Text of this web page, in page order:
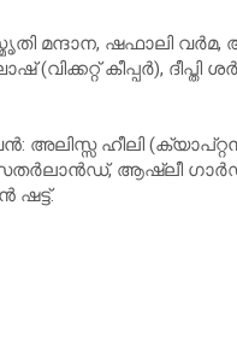
മന്ദാന, ഷഫാലി
(വിക്കറ്റ് കീപ്പർ),
ഹീലി (ക്യാപ്റ്റൻ
ആഷ്‌ലീ
ഷട്ട്.